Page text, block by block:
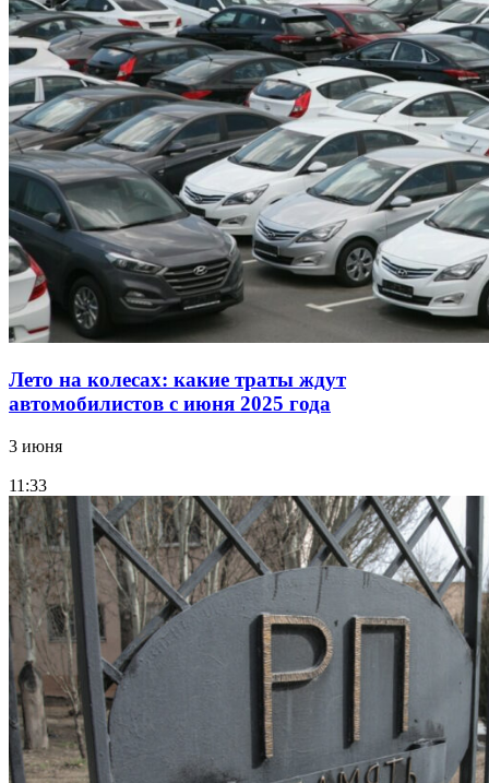
Лето на колесах: какие траты ждут
автомобилистов с июня 2025 года
3 июня
11:33